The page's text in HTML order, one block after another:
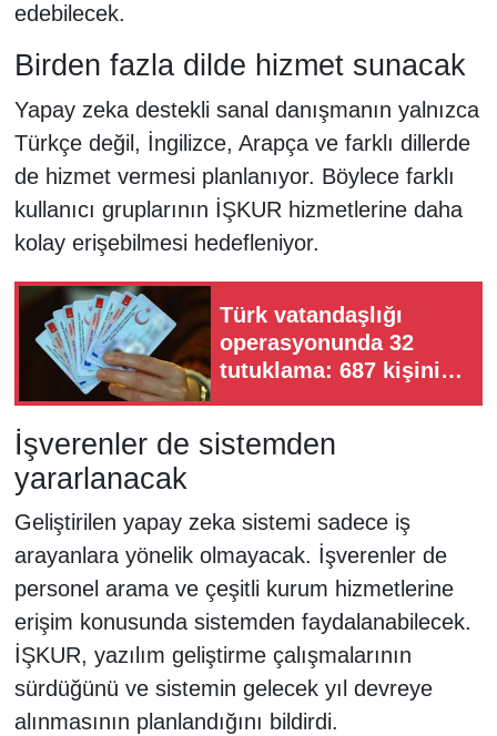
edebilecek.
Birden fazla dilde hizmet sunacak
Yapay zeka destekli sanal danışmanın yalnızca
Türkçe değil, İngilizce, Arapça ve farklı dillerde
de hizmet vermesi planlanıyor. Böylece farklı
kullanıcı gruplarının İŞKUR hizmetlerine daha
kolay erişebilmesi hedefleniyor.
Türk vatandaşlığı
operasyonunda 32
tutuklama: 687 kişinin
İşverenler de sistemden
yararlanacak
Geliştirilen yapay zeka sistemi sadece iş
arayanlara yönelik olmayacak. İşverenler de
personel arama ve çeşitli kurum hizmetlerine
erişim konusunda sistemden faydalanabilecek.
İŞKUR, yazılım geliştirme çalışmalarının
sürdüğünü ve sistemin gelecek yıl devreye
alınmasının planlandığını bildirdi.